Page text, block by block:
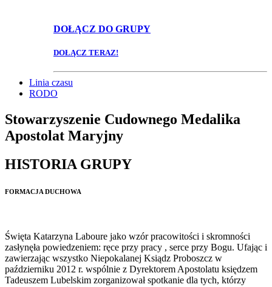
DOŁĄCZ DO GRUPY
DOŁĄCZ TERAZ!
Linia czasu
RODO
Stowarzyszenie Cudownego Medalika
Apostolat Maryjny
HISTORIA GRUPY
FORMACJA DUCHOWA
Święta Katarzyna Laboure jako wzór pracowitości i skromności
zasłynęła powiedzeniem: ręce przy pracy , serce przy Bogu. Ufając i
zawierzając wszystko Niepokalanej Ksiądz Proboszcz w
październiku 2012 r. wspólnie z Dyrektorem Apostolatu księdzem
Tadeuszem Lubelskim zorganizował spotkanie dla tych, którzy